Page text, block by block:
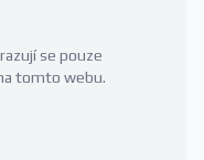
se pouze
tomto webu.